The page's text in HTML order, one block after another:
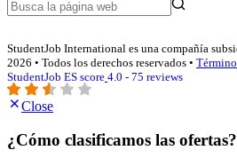
StudentJob International es una compañía
2026 • Todos los derechos reservados •
StudentJob ES score 4.0 - 75 reviews
Close
¿Cómo clasificamos las ofertas?